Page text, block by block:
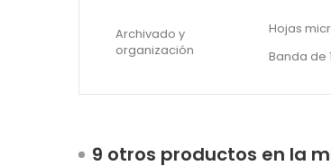
Archivado y
organización
Hojas
Banda de
9 otros productos en la